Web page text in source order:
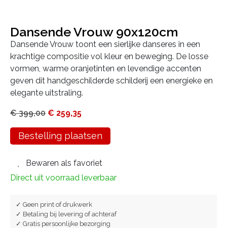
Dansende Vrouw 90x120cm
Dansende Vrouw toont een sierlijke danseres in een
krachtige compositie vol kleur en beweging. De losse
vormen, warme oranjetinten en levendige accenten
geven dit handgeschilderde schilderij een energieke en
elegante uitstraling.
€399,00 € 259,35
Bestelling plaatsen
Bewaren als favoriet
Direct uit voorraad leverbaar
✓ Geen print of drukwerk
✓ Betaling bij levering of achteraf
✓ Gratis persoonlijke bezorging